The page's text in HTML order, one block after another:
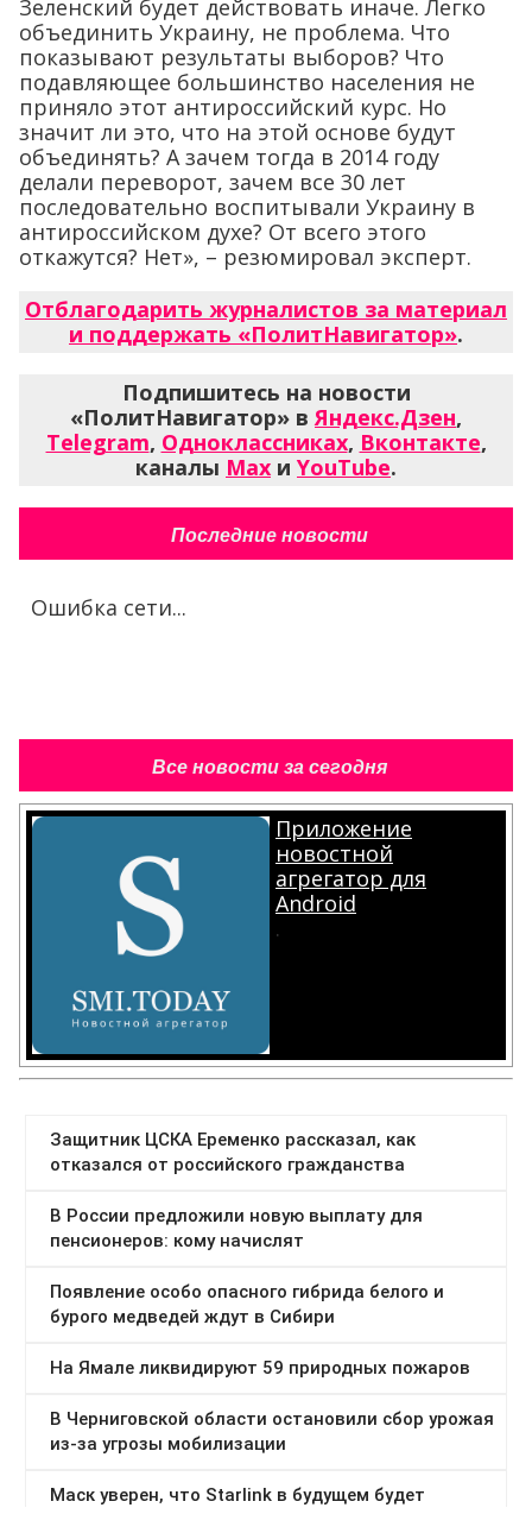
Зеленский будет действовать иначе. Легко
объединить Украину, не проблема. Что
показывают результаты выборов? Что
подавляющее большинство населения не
приняло этот антироссийский курс. Но
значит ли это, что на этой основе будут
объединять? А зачем тогда в 2014 году
делали переворот, зачем все 30 лет
последовательно воспитывали Украину в
антироссийском духе? От всего этого
откажутся? Нет», – резюмировал эксперт.
Отблагодарить журналистов за материал
и поддержать «ПолитНавигатор».
Подпишитесь на новости
«ПолитНавигатор» в Яндекс.Дзен,
Telegram, Одноклассниках, Вконтакте,
каналы Max и YouTube.
Последние новости
Ошибка сети...
Все новости за сегодня
Приложение
новостной
агрегатор для
Android
.